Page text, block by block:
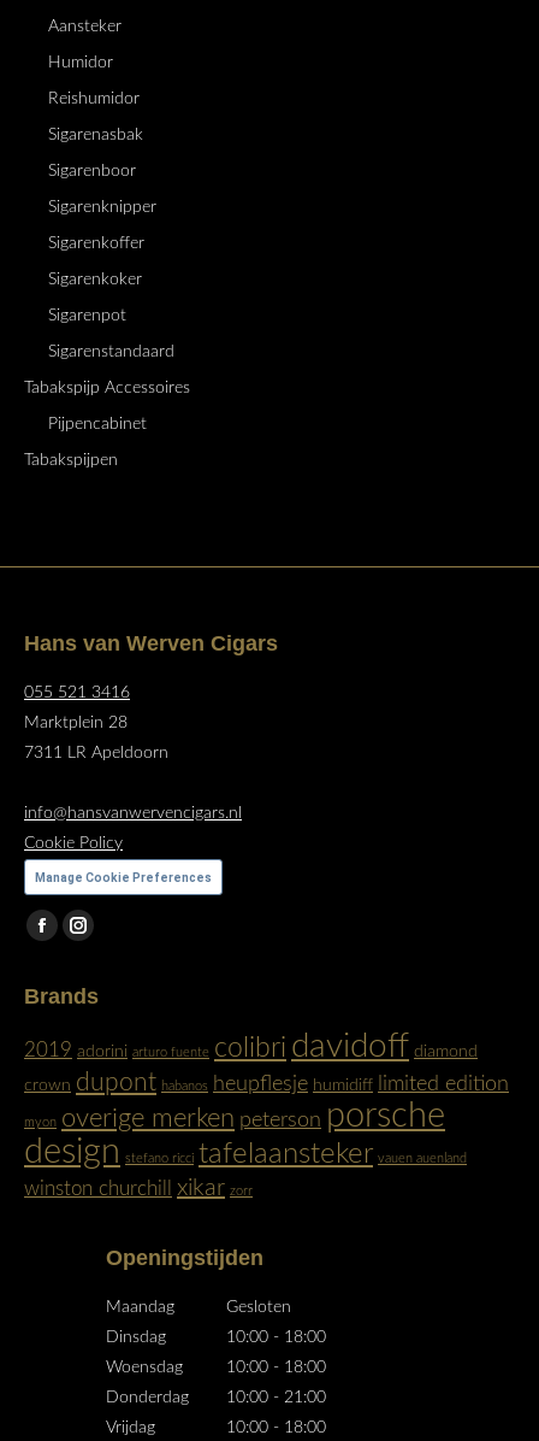
Aansteker
Humidor
Reishumidor
Sigarenasbak
Sigarenboor
Sigarenknipper
Sigarenkoffer
Sigarenkoker
Sigarenpot
Sigarenstandaard
Tabakspijp Accessoires
Pijpencabinet
Tabakspijpen
Hans van Werven Cigars
055 521 3416
Marktplein 28
7311 LR Apeldoorn
info@hansvanwervencigars.nl
Cookie Policy
Manage Cookie Preferences
Vind ons op:
Facebook
opens
new
window
Instagram
opens
new
window
Brands
2019 adorini arturo fuente colibri davidoff diamond
crown dupont habanos heupflesje humidiff limited edition
myon overige merken peterson porsche
design stefano ricci tafelaansteker vauen auenland
winston churchill xikar zorr
Openingstijden
Maandag
Gesloten
Dinsdag
10:00 - 18:00
Woensdag
10:00 - 18:00
Donderdag
10:00 - 21:00
Vrijdag
10:00 - 18:00